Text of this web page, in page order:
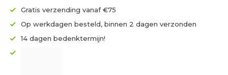
Gratis verzending vanaf €75
Op werkdagen besteld, binnen 2 dagen verzonden
14 dagen bedenktermijn!